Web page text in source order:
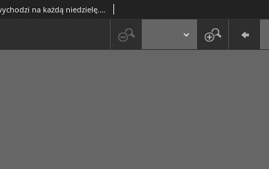
Orzeł Biały : tygodnik, wychodzi na każdą niedzielę. - R. 1, nr 34 (23 sierpnia 1925)